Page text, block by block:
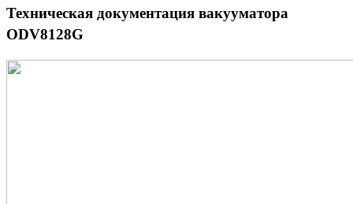
Техническая документация вакууматора
ODV8128G